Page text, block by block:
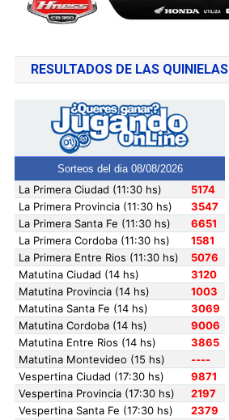
RESULTADOS DE LAS QUINIELAS